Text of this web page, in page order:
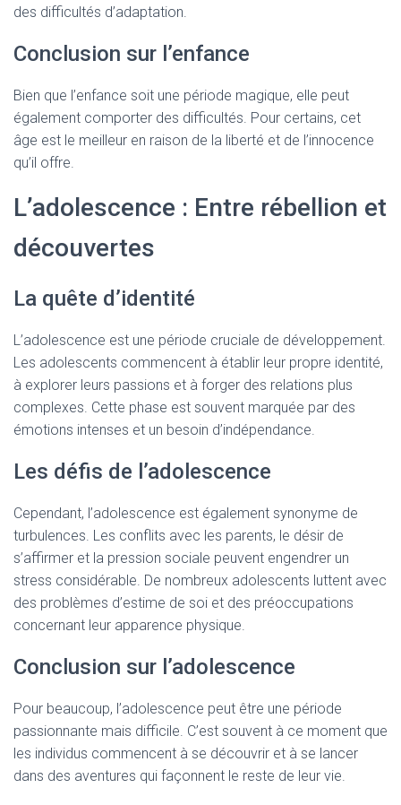
des difficultés d’adaptation.
Conclusion sur l’enfance
Bien que l’enfance soit une période magique, elle peut
également comporter des difficultés. Pour certains, cet
âge est le meilleur en raison de la liberté et de l’innocence
qu’il offre.
L’adolescence : Entre rébellion et
découvertes
La quête d’identité
L’adolescence est une période cruciale de développement.
Les adolescents commencent à établir leur propre identité,
à explorer leurs passions et à forger des relations plus
complexes. Cette phase est souvent marquée par des
émotions intenses et un besoin d’indépendance.
Les défis de l’adolescence
Cependant, l’adolescence est également synonyme de
turbulences. Les conflits avec les parents, le désir de
s’affirmer et la pression sociale peuvent engendrer un
stress considérable. De nombreux adolescents luttent avec
des problèmes d’estime de soi et des préoccupations
concernant leur apparence physique.
Conclusion sur l’adolescence
Pour beaucoup, l’adolescence peut être une période
passionnante mais difficile. C’est souvent à ce moment que
les individus commencent à se découvrir et à se lancer
dans des aventures qui façonnent le reste de leur vie.